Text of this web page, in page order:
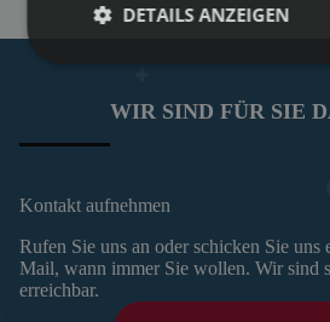
WIR SIND FÜR SIE
Kontakt aufnehmen
Rufen Sie uns an oder schicken Sie uns
Mail, wann immer Sie wollen. Wir sind
erreichbar.
DETAILS ANZEIGEN